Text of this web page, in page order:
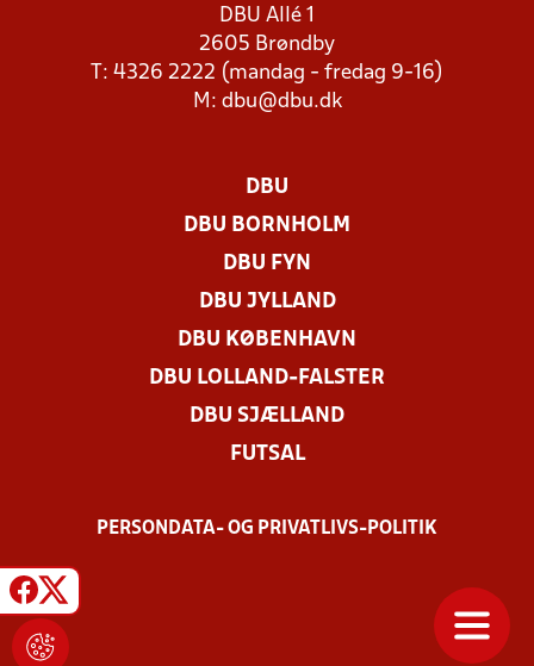
DBU Allé 1
2605 Brøndby
T: 4326 2222 (mandag - fredag 9-16)
M: dbu@dbu.dk
DBU
DBU BORNHOLM
DBU FYN
DBU JYLLAND
DBU KØBENHAVN
DBU LOLLAND-FALSTER
DBU SJÆLLAND
FUTSAL
PERSONDATA- OG PRIVATLIVS-POLITIK